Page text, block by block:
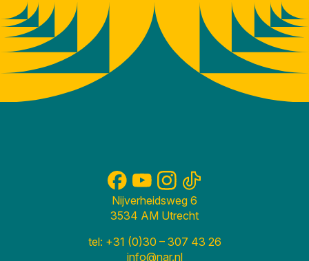
Nijverheidsweg 6
3534 AM Utrecht
tel: +31 (0)30 – 307 43 26
info@nar.nl